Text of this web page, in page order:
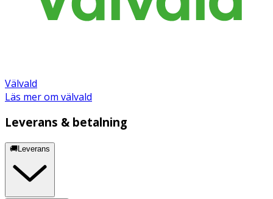
Välvald
Läs mer om välvald
Leverans & betalning
🚚Leverans